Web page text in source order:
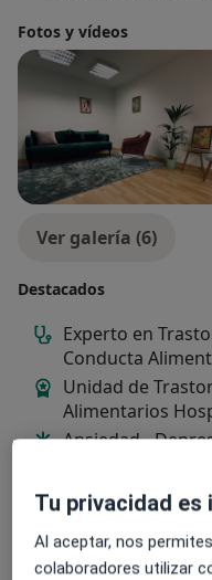
Fotos y vídeos
Ver galería (6)
Destacados
Experto en
Conducta
Unidad de
Alimentarios
Ansiedad -
Tu privacidad es
Al aceptar, nos
colaboradores utilizar